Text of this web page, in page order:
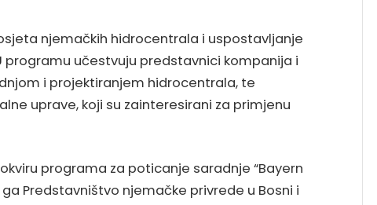
njemačkih hidrocentrala i uspostavljanje
učestvuju predstavnici kompanija i
i projektiranjem hidrocentrala, te
uprave, koji su zainteresirani za primjenu
programa za poticanje saradnje “Bayern
Predstavništvo njemačke privrede u Bosni i